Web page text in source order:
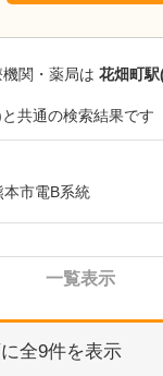
関・薬局は 花畑町
共通の検索結果です
市電B系統
一覧表示
全9件を表示